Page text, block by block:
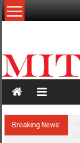
Skip
to
สะท้อน
ลึก
เหลี่ยม
มุม
เศรษฐกิจ-
การเมือง-
Breaking News: